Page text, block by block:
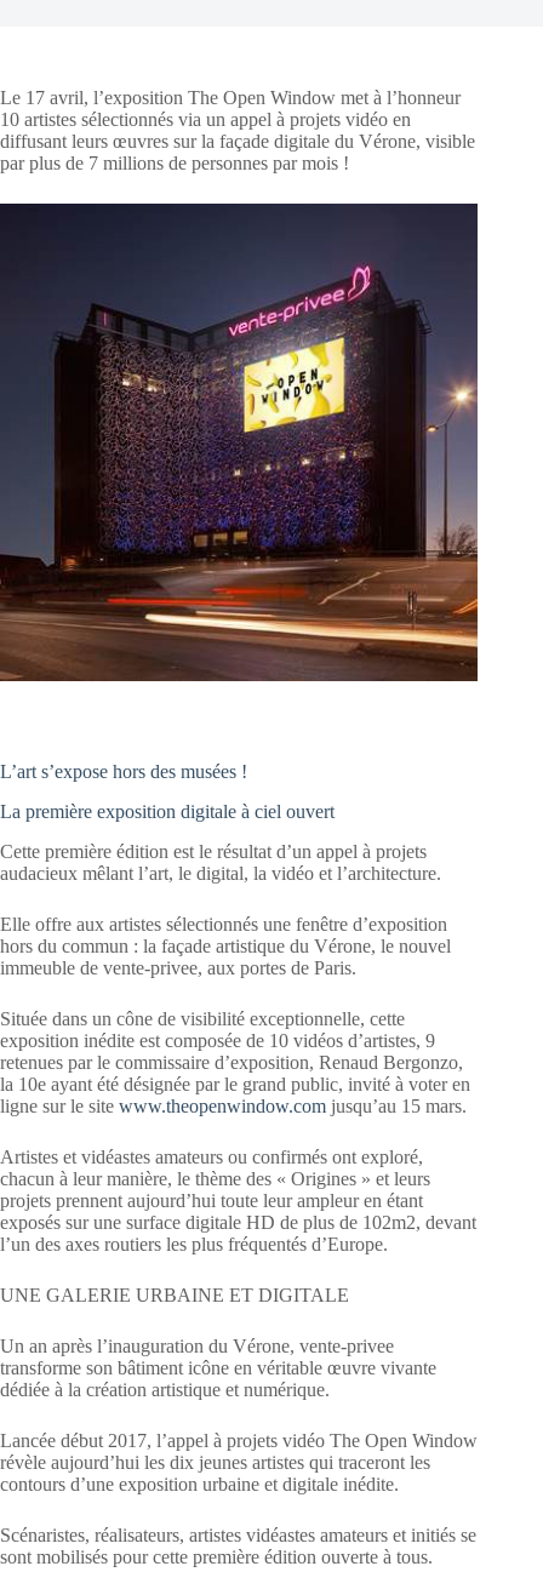
Le 17 avril, l’exposition The Open Window met à l’honneur
10 artistes sélectionnés via un appel à projets vidéo en
diffusant leurs œuvres sur la façade digitale du Vérone, visible
par plus de 7 millions de personnes par mois !
L’art s’expose hors des musées !
La première exposition digitale à ciel ouvert
Cette première édition est le résultat d’un appel à projets
audacieux mêlant l’art, le digital, la vidéo et l’architecture.
Elle offre aux artistes sélectionnés une fenêtre d’exposition
hors du commun : la façade artistique du Vérone, le nouvel
immeuble de vente-privee, aux portes de Paris.
Située dans un cône de visibilité exceptionnelle, cette
exposition inédite est composée de 10 vidéos d’artistes, 9
retenues par le commissaire d’exposition, Renaud Bergonzo,
la 10e ayant été désignée par le grand public, invité à voter en
ligne sur le site www.theopenwindow.com jusqu’au 15 mars.
Artistes et vidéastes amateurs ou confirmés ont exploré,
chacun à leur manière, le thème des « Origines » et leurs
projets prennent aujourd’hui toute leur ampleur en étant
exposés sur une surface digitale HD de plus de 102m2, devant
l’un des axes routiers les plus fréquentés d’Europe.
UNE GALERIE URBAINE ET DIGITALE
Un an après l’inauguration du Vérone, vente-privee
transforme son bâtiment icône en véritable œuvre vivante
dédiée à la création artistique et numérique.
Lancée début 2017, l’appel à projets vidéo The Open Window
révèle aujourd’hui les dix jeunes artistes qui traceront les
contours d’une exposition urbaine et digitale inédite.
Scénaristes, réalisateurs, artistes vidéastes amateurs et initiés se
sont mobilisés pour cette première édition ouverte à tous.